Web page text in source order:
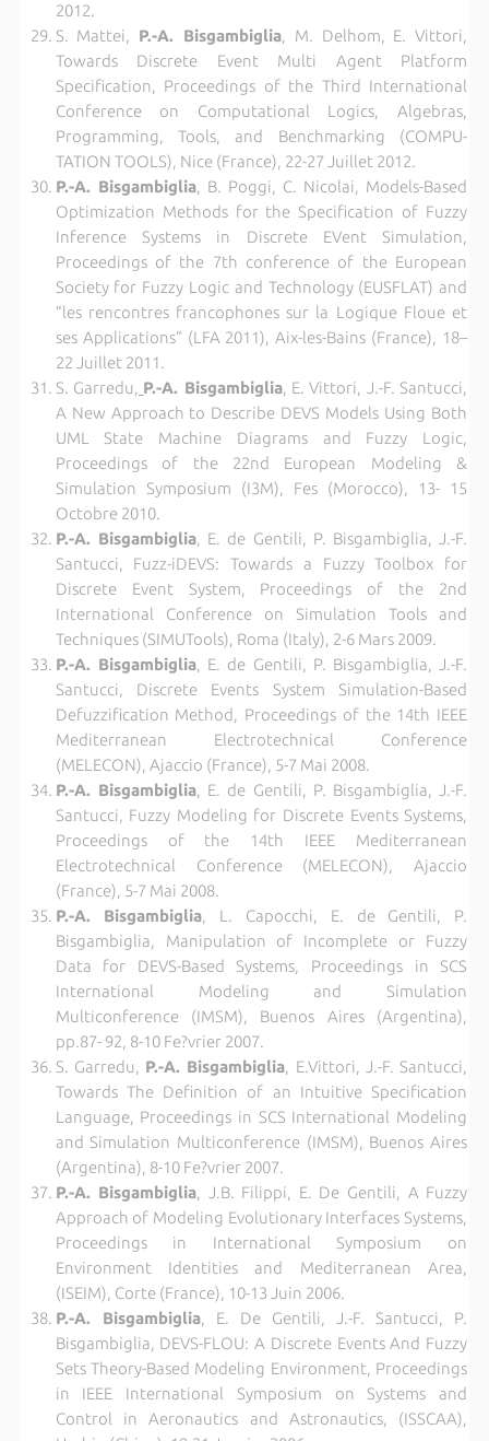
2012.
S. Mattei, P.-A. Bisgambiglia, M. Delhom, E. Vittori,
Towards Discrete Event Multi Agent Platform
Specification, Proceedings of the Third International
Conference on Computational Logics, Algebras,
Programming, Tools, and Benchmarking (COMPU-
TATION TOOLS), Nice (France), 22-27 Juillet 2012.
P.-A. Bisgambiglia, B. Poggi, C. Nicolai, Models-Based
Optimization Methods for the Specification of Fuzzy
Inference Systems in Discrete EVent Simulation,
Proceedings of the 7th conference of the European
Society for Fuzzy Logic and Technology (EUSFLAT) and
”les rencontres francophones sur la Logique Floue et
ses Applications” (LFA 2011), Aix-les-Bains (France), 18–
22 Juillet 2011.
S. Garredu, P.-A. Bisgambiglia, E. Vittori, J.-F. Santucci,
A New Approach to Describe DEVS Models Using Both
UML State Machine Diagrams and Fuzzy Logic,
Proceedings of the 22nd European Modeling &
Simulation Symposium (I3M), Fes (Morocco), 13- 15
Octobre 2010.
P.-A. Bisgambiglia, E. de Gentili, P. Bisgambiglia, J.-F.
Santucci, Fuzz-iDEVS: Towards a Fuzzy Toolbox for
Discrete Event System, Proceedings of the 2nd
International Conference on Simulation Tools and
Techniques (SIMUTools), Roma (Italy), 2-6 Mars 2009.
P.-A. Bisgambiglia, E. de Gentili, P. Bisgambiglia, J.-F.
Santucci, Discrete Events System Simulation-Based
Defuzzification Method, Proceedings of the 14th IEEE
Mediterranean Electrotechnical Conference
(MELECON), Ajaccio (France), 5-7 Mai 2008.
P.-A. Bisgambiglia, E. de Gentili, P. Bisgambiglia, J.-F.
Santucci, Fuzzy Modeling for Discrete Events Systems,
Proceedings of the 14th IEEE Mediterranean
Electrotechnical Conference (MELECON), Ajaccio
(France), 5-7 Mai 2008.
P.-A. Bisgambiglia, L. Capocchi, E. de Gentili, P.
Bisgambiglia, Manipulation of Incomplete or Fuzzy
Data for DEVS-Based Systems, Proceedings in SCS
International Modeling and Simulation
Multiconference (IMSM), Buenos Aires (Argentina),
pp.87- 92, 8-10 Fe?vrier 2007.
S. Garredu, P.-A. Bisgambiglia, E.Vittori, J.-F. Santucci,
Towards The Definition of an Intuitive Specification
Language, Proceedings in SCS International Modeling
and Simulation Multiconference (IMSM), Buenos Aires
(Argentina), 8-10 Fe?vrier 2007.
P.-A. Bisgambiglia, J.B. Filippi, E. De Gentili, A Fuzzy
Approach of Modeling Evolutionary Interfaces Systems,
Proceedings in International Symposium on
Environment Identities and Mediterranean Area,
(ISEIM), Corte (France), 10-13 Juin 2006.
P.-A. Bisgambiglia, E. De Gentili, J.-F. Santucci, P.
Bisgambiglia, DEVS-FLOU: A Discrete Events And Fuzzy
Sets Theory-Based Modeling Environment, Proceedings
in IEEE International Symposium on Systems and
Control in Aeronautics and Astronautics, (ISSCAA),